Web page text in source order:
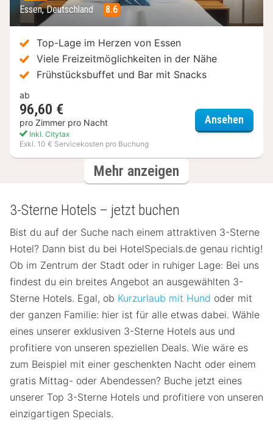
Essen, Deutschland 8.6
Top-Lage im Herzen von Essen
Viele Freizeitmöglichkeiten in der Nähe
Frühstücksbuffet und Bar mit Snacks
ab
96,60 €
pro Zimmer pro Nacht
Inkl. Citytax
Exkl. 10 € Servicekosten pro Buchung
Ansehen
Mehr anzeigen
3-Sterne Hotels – jetzt buchen
Bist du auf der Suche nach einem attraktiven 3-Sterne
Hotel? Dann bist du bei HotelSpecials.de genau richtig!
Ob im Zentrum der Stadt oder in ruhiger Lage: Bei uns
findest du ein breites Angebot an ausgewählten 3-
Sterne Hotels. Egal, ob Kurzurlaub mit Hund oder mit
der ganzen Familie: hier ist für alle etwas dabei. Wähle
eines unserer exklusiven 3-Sterne Hotels aus und
profitiere von unseren speziellen Deals. Wie wäre es
zum Beispiel mit einer geschenkten Nacht oder einem
gratis Mittag- oder Abendessen? Buche jetzt eines
unserer Top 3-Sterne Hotels und profitiere von unseren
einzigartigen Specials.